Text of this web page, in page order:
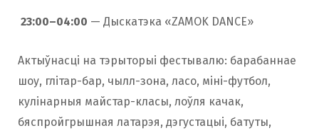
23:00–04:00 — Дыскатэка «ZAMOK DANCE»
Актыўнасці на тэрыторыі фестывалю: барабаннае
шоу, глітар-бар, чылл-зона, ласо, міні-футбол,
кулінарныя майстар-класы, лоўля качак,
бяспройгрышная латарэя, дэгустацыі, батуты,